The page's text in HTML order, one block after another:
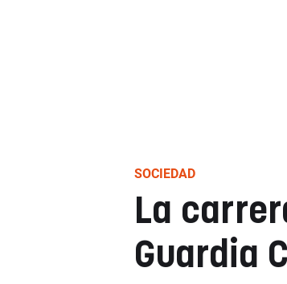
SOCIEDAD
La
Guardia